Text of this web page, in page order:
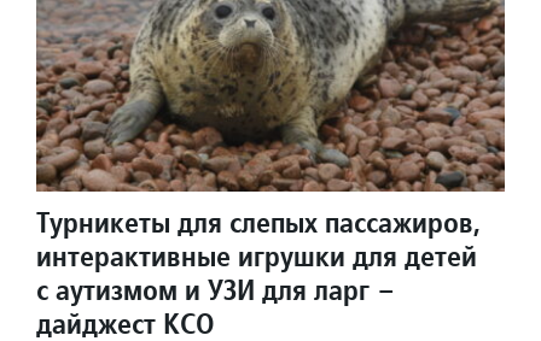
Турникеты для слепых пассажиров,
интерактивные игрушки для детей
с аутизмом и УЗИ для ларг –
дайджест КСО